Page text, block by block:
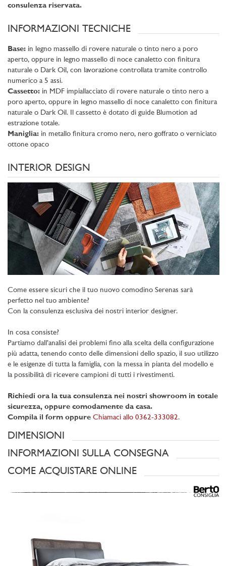
consulenza riservata.
INFORMAZIONI TECNICHE
Base: in legno massello di rovere naturale o tinto nero a poro
aperto, oppure in legno massello di noce canaletto con finitura
naturale o Dark Oil, con lavorazione controllata tramite controllo
numerico a 5 assi.
Cassetto: in MDF impiallacciato di rovere naturale o tinto nero a
poro aperto, oppure in legno massello di noce canaletto con finitura
naturale o Dark Oil. Il cassetto è dotato di guide Blumotion ad
estrazione totale.
Maniglia: in metallo finitura cromo nero, nero goffrato o verniciato
ottone opaco
INTERIOR DESIGN
Come essere sicuri che il tuo nuovo comodino Serenas sarà
perfetto nel tuo ambiente?
Con la consulenza esclusiva dei nostri interior designer.
In cosa consiste?
Partiamo dall’analisi dei problemi fino alla scelta della configurazione
più adatta, tenendo conto delle dimensioni dello spazio, il suo utilizzo
e le esigenze di tutta la famiglia, con la messa in pianta del modello e
la possibilità di ricevere campioni di tutti i rivestimenti.
Richiedi ora la tua consulenza nei nostri showroom in totale
sicurezza, oppure comodamente da casa.
Compila il form oppure Chiamaci allo 0362-333082.
DIMENSIONI
INFORMAZIONI SULLA CONSEGNA
COME ACQUISTARE ONLINE